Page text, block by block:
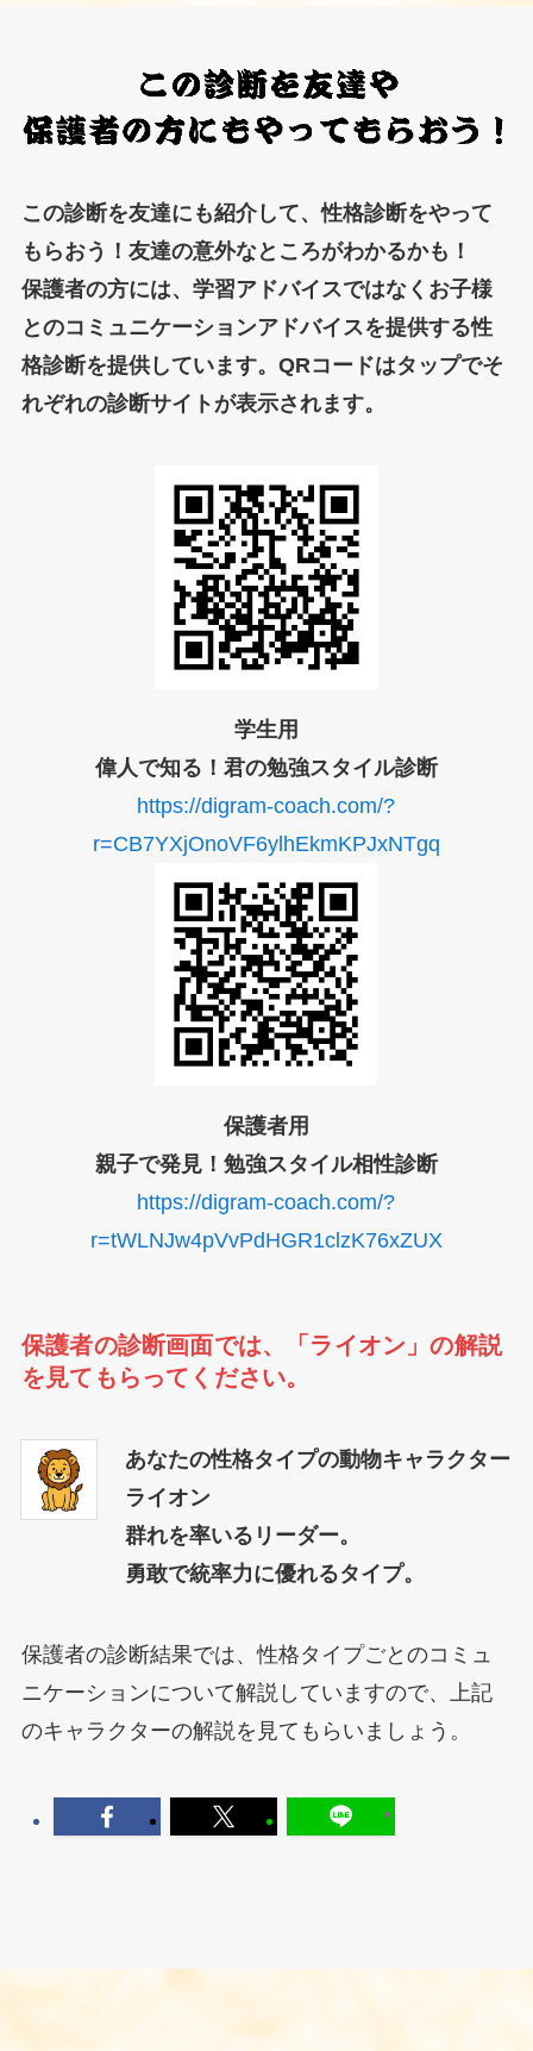
この診断を友達にも紹介して、性格診断をやって
もらおう！友達の意外なところがわかるかも！
保護者の方には、学習アドバイスではなくお子様
とのコミュニケーションアドバイスを提供する性
格診断を提供しています。QRコードはタップでそ
れぞれの診断サイトが表示されます。
学生用
偉人で知る！君の勉強スタイル診断
https://digram-coach.com/?
r=CB7YXjOnoVF6ylhEkmKPJxNTgq
保護者用
親子で発見！勉強スタイル相性診断
https://digram-coach.com/?
r=tWLNJw4pVvPdHGR1clzK76xZUX
保護者の診断画面では、「ライオン」の解説
を見てもらってください。
あなたの性格タイプの動物キャラクター
ライオン
群れを率いるリーダー。
勇敢で統率力に優れるタイプ。
保護者の診断結果では、性格タイプごとのコミュ
ニケーションについて解説していますので、上記
のキャラクターの解説を見てもらいましょう。